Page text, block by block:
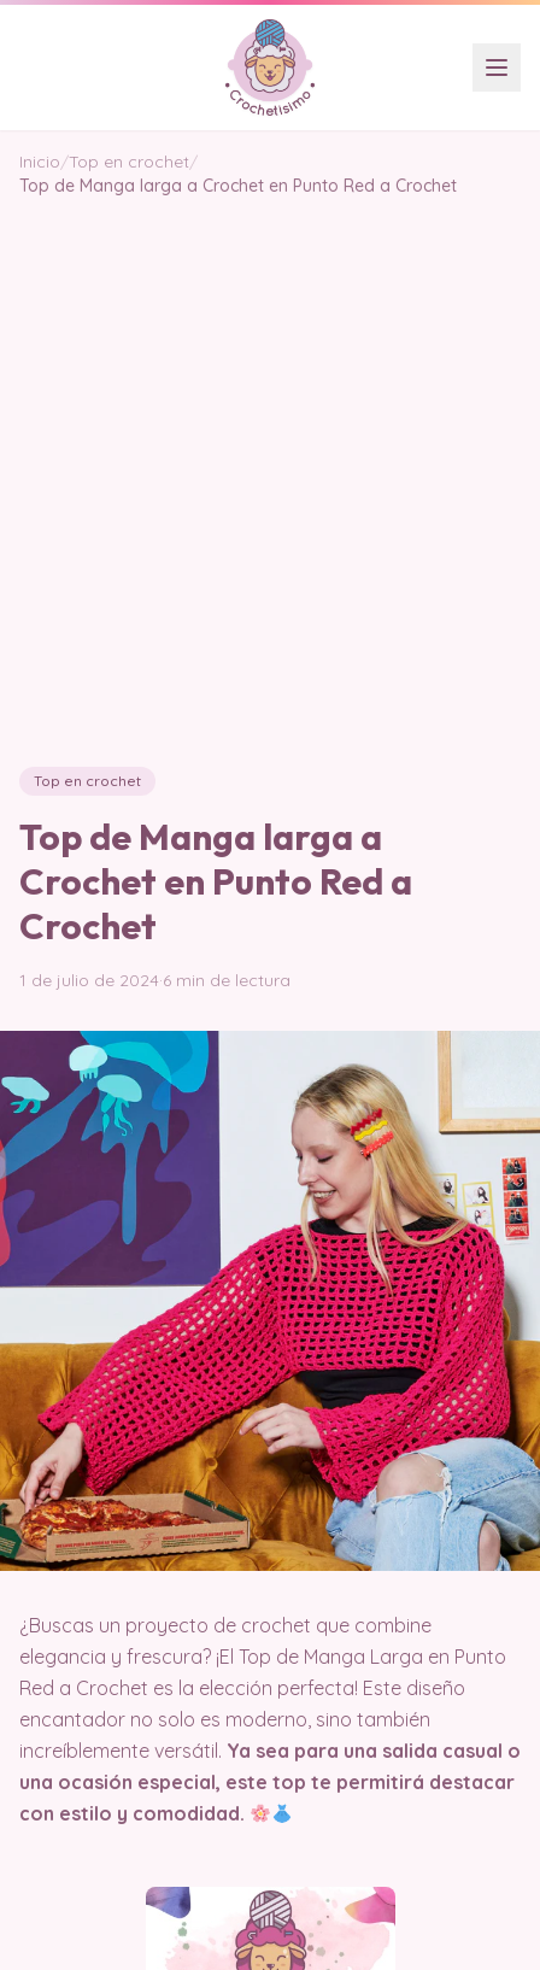
Inicio/Top en crochet/
Top de Manga larga a Crochet en Punto Red a Crochet
Top en crochet
Top de Manga larga a
Crochet en Punto Red a
Crochet
1 de julio de 2024·6 min de lectura
¿Buscas un proyecto de crochet que combine
elegancia y frescura? ¡El Top de Manga Larga en Punto
Red a Crochet es la elección perfecta! Este diseño
encantador no solo es moderno, sino también
increíblemente versátil. Ya sea para una salida casual o
una ocasión especial, este top te permitirá destacar
con estilo y comodidad.